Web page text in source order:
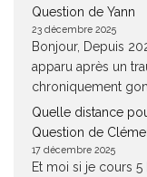
Question de Yann
23 décembre 2025
Bonjour, Depuis
apparu après un
chroniquement
Quelle distance
Question de
17 décembre 2025
Et moi si je cours